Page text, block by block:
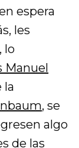
espera
les
lo
Manuel
la
, se
algo
de las